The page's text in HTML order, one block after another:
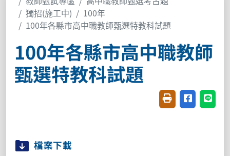
獨招(施工中)
100年
100年各縣市高中職教師甄選特教科試題
100年各縣市高中職教師
甄選特教科試題
友善列印(開新視
分享至臉書
分享
檔案下載